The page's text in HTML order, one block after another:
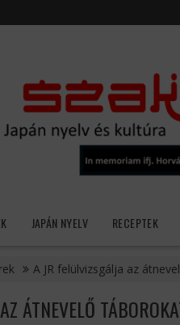
JAPÁN NYELV RECEPTEK
A JR felülvizsgálja az
ÁTNEVELŐ